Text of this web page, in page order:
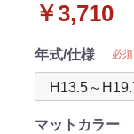
￥3,710
年式/仕様 必須
マットカラー